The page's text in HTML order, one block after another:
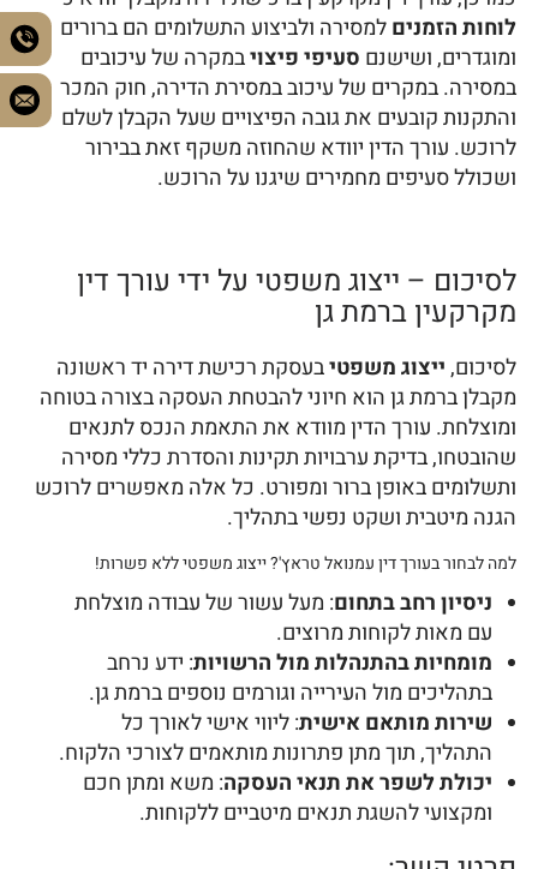
לוחות הזמניםלמסירה ולביצוע התשלומים הם ברורים
ומוגדרים, ושישנם סעיפי פיצויבמקרה של עיכובים
במסירה. במקרים של עיכוב במסירת הדירה, חוק המכר
והתקנות קובעים את גובה הפיצויים שעל הקבלן לשלם
לרוכש. עורך הדין יוודא שהחוזה משקף זאת בבירור
ושכולל סעיפים מחמירים שיגנו על הרוכש.
לסיכום – ייצוג משפטי על ידי עורך דין
מקרקעין ברמת גן
לסיכום,ייצוג משפטיבעסקת רכישת דירה יד ראשונה
מקבלן ברמת גן הוא חיוני להבטחת העסקה בצורה בטוחה
ומוצלחת. עורך הדין מוודא את התאמת הנכס לתנאים
שהובטחו, בדיקת ערבויות תקינות והסדרת כללי מסירה
ותשלומים באופן ברור ומפורט. כל אלה מאפשרים לרוכש
הגנה מיטבית ושקט נפשי בתהליך.
למה לבחור בעורך דין עמנואל טראץ'? ייצוג משפטי ללא פשרות!
ניסיון רחב בתחום: מעל עשור של עבודה מוצלחת
עם מאות לקוחות מרוצים.
מומחיות בהתנהלות מול הרשויות: ידע נרחב
בתהליכים מול העירייה וגורמים נוספים ברמת גן.
שירות מותאם אישית: ליווי אישי לאורך כל
התהליך, תוך מתן פתרונות מותאמים לצורכי הלקוח.
יכולת לשפר את תנאי העסקה: משא ומתן חכם
ומקצועי להשגת תנאים מיטביים ללקוחות.